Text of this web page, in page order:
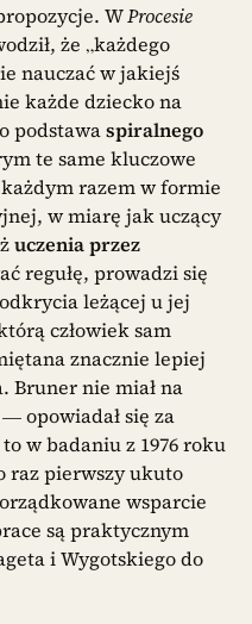
WProcesie
że „każdego
nauczać w jakiejś
każde dziecko na
podstawaspiralnego
te same kluczowe
razem w formie
w miarę jak uczący
uczenia przez
regułę, prowadzi się
leżącej u jej
człowiek sam
znacznie lepiej
Bruner nie miał na
opowiadał się za
to w badaniu z 1976 roku
raz pierwszy ukuto
wsparcie
są praktycznym
i Wygotskiego do